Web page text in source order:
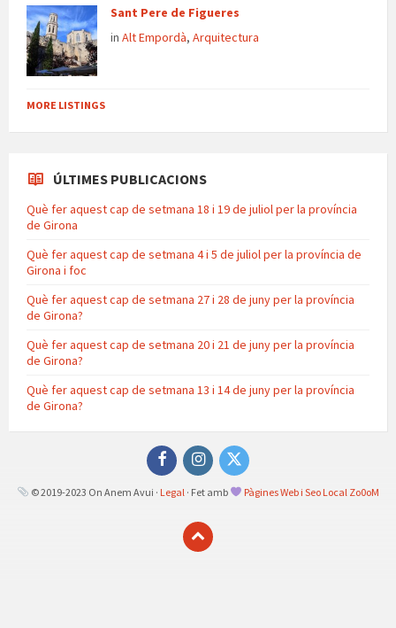
Sant Pere de Figueres
in Alt Empordà, Arquitectura
MORE LISTINGS
ÚLTIMES PUBLICACIONS
Què fer aquest cap de setmana 18 i 19 de juliol per la província
de Girona
Què fer aquest cap de setmana 4 i 5 de juliol per la província de
Girona i foc
Què fer aquest cap de setmana 27 i 28 de juny per la província
de Girona?
Què fer aquest cap de setmana 20 i 21 de juny per la província
de Girona?
Què fer aquest cap de setmana 13 i 14 de juny per la província
de Girona?
FacebookInstagramTwitter
© 2019-2023 On Anem Avui · Legal · Fet amb Pàgines Web i Seo Local Zo0oM